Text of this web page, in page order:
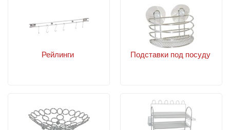
Рейлинги Подставки под посуду